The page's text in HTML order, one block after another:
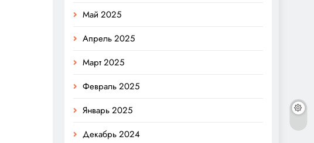
Май 2025
Апрель 2025
Март 2025
Февраль 2025
Январь 2025
Декабрь 2024